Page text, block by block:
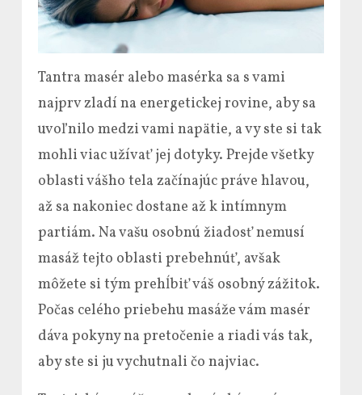
Tantra masér alebo masérka sa s vami
najprv zladí na energetickej rovine, aby sa
uvoľnilo medzi vami napätie, a vy ste si tak
mohli viac užívať jej dotyky. Prejde všetky
oblasti vášho tela začínajúc práve hlavou,
až sa nakoniec dostane až k intímnym
partiám. Na vašu osobnú žiadosť nemusí
masáž tejto oblasti prebehnúť, avšak
môžete si tým prehĺbiť váš osobný zážitok.
Počas celého priebehu masáže vám masér
dáva pokyny na pretočenie a riadi vás tak,
aby ste si ju vychutnali čo najviac.